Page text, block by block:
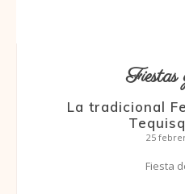
Fiestas
La tradicional
25
Fiesta